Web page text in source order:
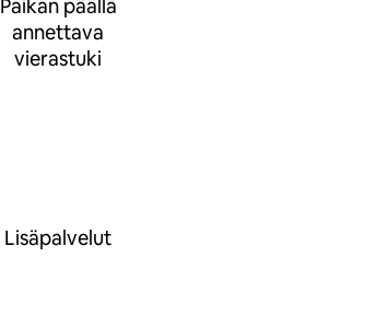
Paikan päällä
annettava
vierastuki
Lisäpalvelut